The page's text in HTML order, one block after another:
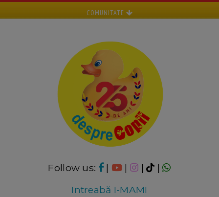
COMUNITATE
Follow us: | | |
|
Intreabă I-MAMI